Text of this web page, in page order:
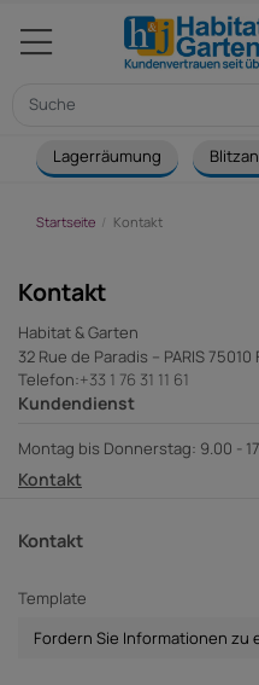
Lagerräumung
Startseite Kontakt
Kontakt
Habitat & Garten
32 Rue de Paradis – PARIS 75010
Telefon:+33 1 76 31 11 61
Kundendienst
Montag bis Donnerstag: 9.00 -
Kontakt
Kontakt
Template